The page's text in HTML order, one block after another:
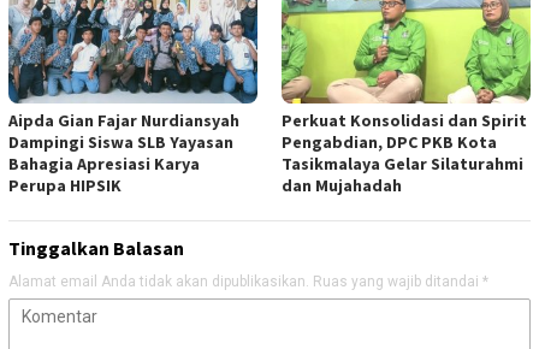
Aipda Gian Fajar Nurdiansyah
Dampingi Siswa SLB Yayasan
Bahagia Apresiasi Karya
Perupa HIPSIK
Perkuat Konsolidasi dan Spirit
Pengabdian, DPC PKB Kota
Tasikmalaya Gelar Silaturahmi
dan Mujahadah
Tinggalkan Balasan
Alamat email Anda tidak akan dipublikasikan. Ruas yang wajib ditandai *